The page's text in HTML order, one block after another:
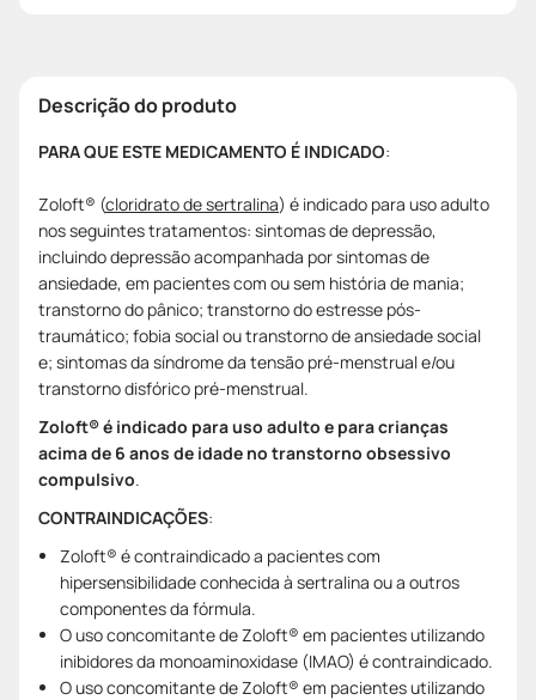
Descrição do produto
PARA QUE ESTE MEDICAMENTO É INDICADO:
Zoloft® (cloridrato de sertralina) é indicado para uso adulto
nos seguintes tratamentos: sintomas de depressão,
incluindo depressão acompanhada por sintomas de
ansiedade, em pacientes com ou sem história de mania;
transtorno do pânico; transtorno do estresse pós-
traumático; fobia social ou transtorno de ansiedade social
e; sintomas da síndrome da tensão pré-menstrual e/ou
transtorno disfórico pré-menstrual.
Zoloft® é indicado para uso adulto e para crianças
acima de 6 anos de idade no transtorno obsessivo
compulsivo.
CONTRAINDICAÇÕES:
Zoloft® é contraindicado a pacientes com
hipersensibilidade conhecida à sertralina ou a outros
componentes da fórmula.
O uso concomitante de Zoloft® em pacientes utilizando
inibidores da monoaminoxidase (IMAO) é contraindicado.
O uso concomitante de Zoloft® em pacientes utilizando